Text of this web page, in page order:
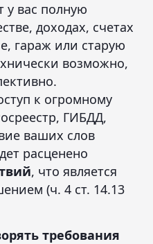
у вас полную
доходах, счетах
гараж или старую
возможно,
к огромному
ГИБДД,
ваших слов
расценено
, что является
(ч. 4 ст. 14.13
требования